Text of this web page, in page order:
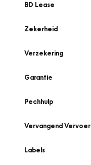
BD Lease
Zekerheid
Verzekering
Garantie
Pechhulp
Vervangend Vervoer
Labels